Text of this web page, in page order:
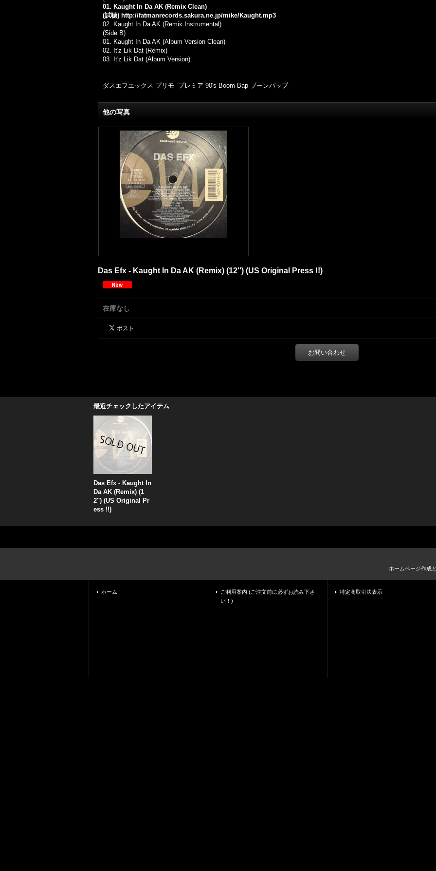
01. Kaught In Da AK (Remix Clean)
(試聴) http://fatmanrecords.sakura.ne.jp/mike/Kaught.mp3
02. Kaught In Da AK (Remix Instrumental)
(Side B)
01. Kaught In Da AK (Album Version Clean)
02. It'z Lik Dat (Remix)
03. It'z Lik Dat (Album Version)
ダスエフエックス プリモ プレミア 90's Boom Bap ブーンバップ
他の写真
Das Efx - Kaught In Da AK (Remix) (12'') (US Original Press !!)
在庫なし
お問い合わせ
最近チェックしたアイテム
Das Efx - Kaught In
Da AK (Remix) (1
2'') (US Original Pr
ess !!)
ホームページ作成
ホーム
ご利用案内 (ご注文前に必ずお読み下さ
い！)
特定商取引法表示